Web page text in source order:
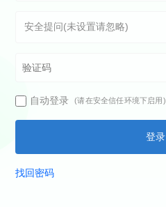
自动登录 (请在安全信任环境下启用)
登录
找回密码